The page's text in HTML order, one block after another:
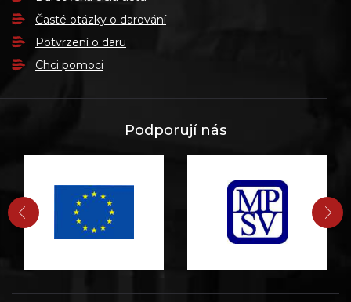
Časté otázky o darování
Potvrzení o daru
Chci pomoci
Podporují nás
PŘEDCHOZÍ